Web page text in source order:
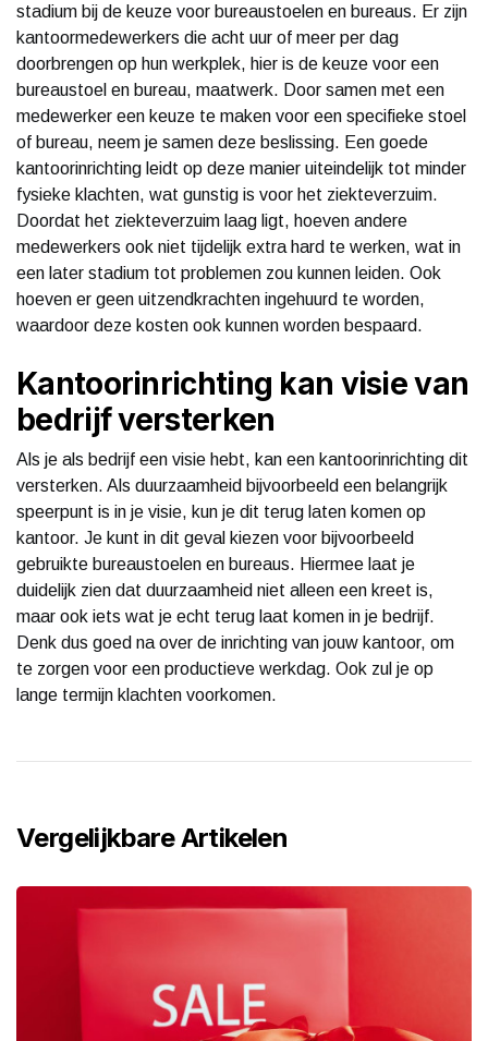
stadium bij de keuze voor bureaustoelen en bureaus. Er zijn
kantoormedewerkers die acht uur of meer per dag
doorbrengen op hun werkplek, hier is de keuze voor een
bureaustoel en bureau, maatwerk. Door samen met een
medewerker een keuze te maken voor een specifieke stoel
of bureau, neem je samen deze beslissing. Een goede
kantoorinrichting leidt op deze manier uiteindelijk tot minder
fysieke klachten, wat gunstig is voor het ziekteverzuim.
Doordat het ziekteverzuim laag ligt, hoeven andere
medewerkers ook niet tijdelijk extra hard te werken, wat in
een later stadium tot problemen zou kunnen leiden. Ook
hoeven er geen uitzendkrachten ingehuurd te worden,
waardoor deze kosten ook kunnen worden bespaard.
Kantoorinrichting kan visie van
bedrijf versterken
Als je als bedrijf een visie hebt, kan een kantoorinrichting dit
versterken. Als duurzaamheid bijvoorbeeld een belangrijk
speerpunt is in je visie, kun je dit terug laten komen op
kantoor. Je kunt in dit geval kiezen voor bijvoorbeeld
gebruikte bureaustoelen en bureaus. Hiermee laat je
duidelijk zien dat duurzaamheid niet alleen een kreet is,
maar ook iets wat je echt terug laat komen in je bedrijf.
Denk dus goed na over de inrichting van jouw kantoor, om
te zorgen voor een productieve werkdag. Ook zul je op
lange termijn klachten voorkomen.
Vergelijkbare Artikelen